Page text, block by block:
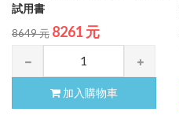
試用書
8649 元 8261 元
加入購物車